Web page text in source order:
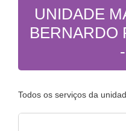
UNIDADE
BERNARDO
Todos os serviços da